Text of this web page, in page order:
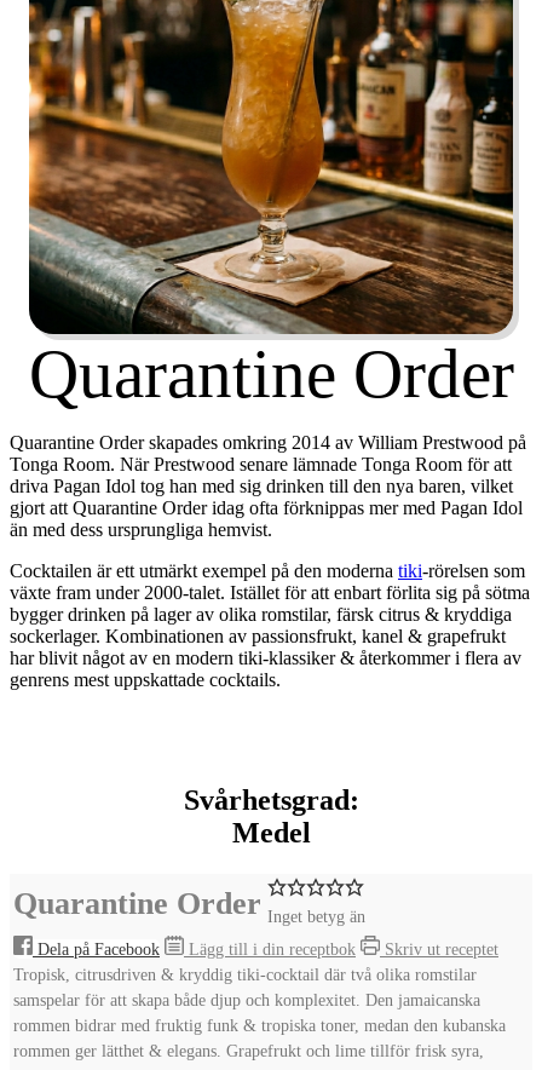
Quarantine Order
Quarantine Order skapades omkring 2014 av William Prestwood på
Tonga Room. När Prestwood senare lämnade Tonga Room för att
driva Pagan Idol tog han med sig drinken till den nya baren, vilket
gjort att Quarantine Order idag ofta förknippas mer med Pagan Idol
än med dess ursprungliga hemvist.
Cocktailen är ett utmärkt exempel på den moderna tiki-rörelsen som
växte fram under 2000-talet. Istället för att enbart förlita sig på sötma
bygger drinken på lager av olika romstilar, färsk citrus & kryddiga
sockerlager. Kombinationen av passionsfrukt, kanel & grapefrukt
har blivit något av en modern tiki-klassiker & återkommer i flera av
genrens mest uppskattade cocktails.
Svårhetsgrad:
Medel
Quarantine Order Inget betyg än
Dela på Facebook
Lägg till i din receptbok
Skriv ut receptet
Tropisk, citrusdriven & kryddig tiki-cocktail där två olika romstilar
samspelar för att skapa både djup och komplexitet. Den jamaicanska
rommen bidrar med fruktig funk & tropiska toner, medan den kubanska
rommen ger lätthet & elegans. Grapefrukt och lime tillför frisk syra,